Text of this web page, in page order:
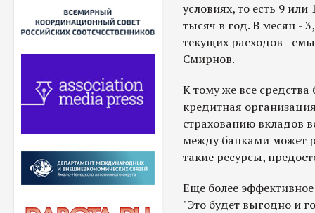
условиях, то есть 9
тысяч в год. В месяц -
текущих расходов -
Смирнов.
К тому же все средства
кредитная
страхованию вкладов
между банками может
такие ресурсы,
Еще более
"Это будет выгодно и